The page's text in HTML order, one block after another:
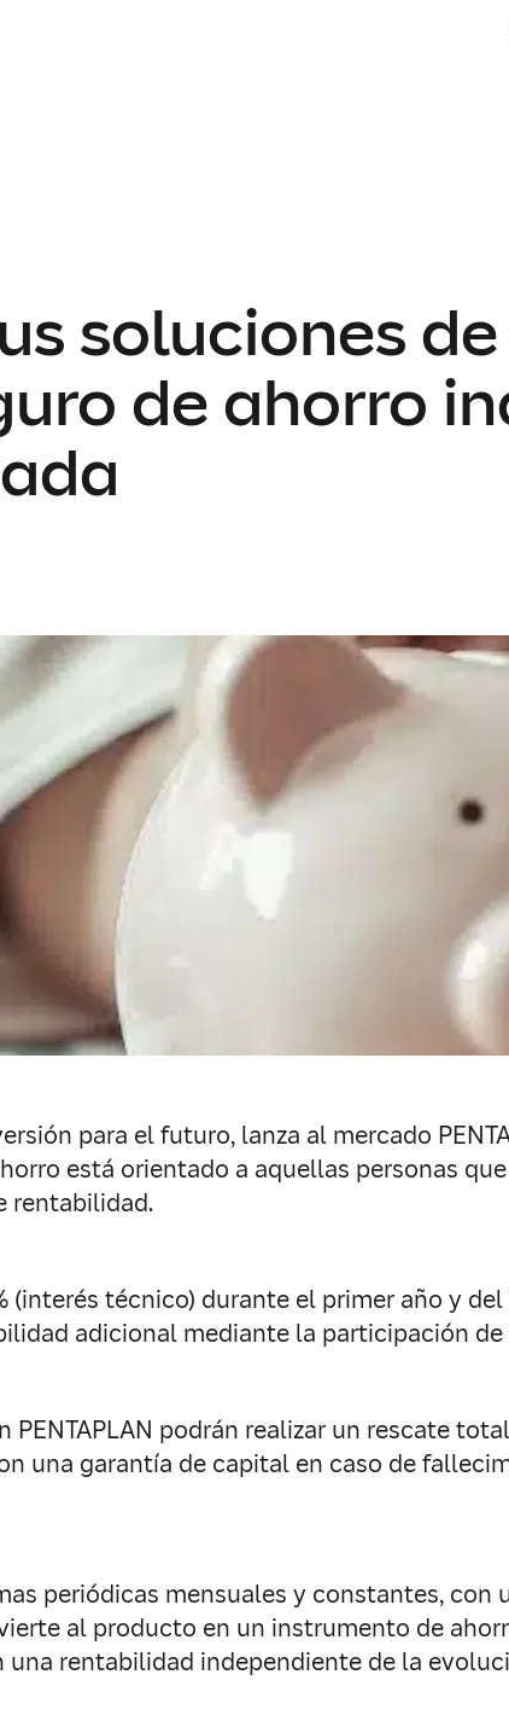
soluciones
de ahorro
para el futuro, lanza al mercado
está orientado a aquellas personas
rentabilidad.
técnico) durante el primer año y del
adicional mediante la participación de
podrán realizar un rescate
una garantía de capital en caso de
periódicas mensuales y constantes,
al producto en un instrumento de
rentabilidad independiente de la